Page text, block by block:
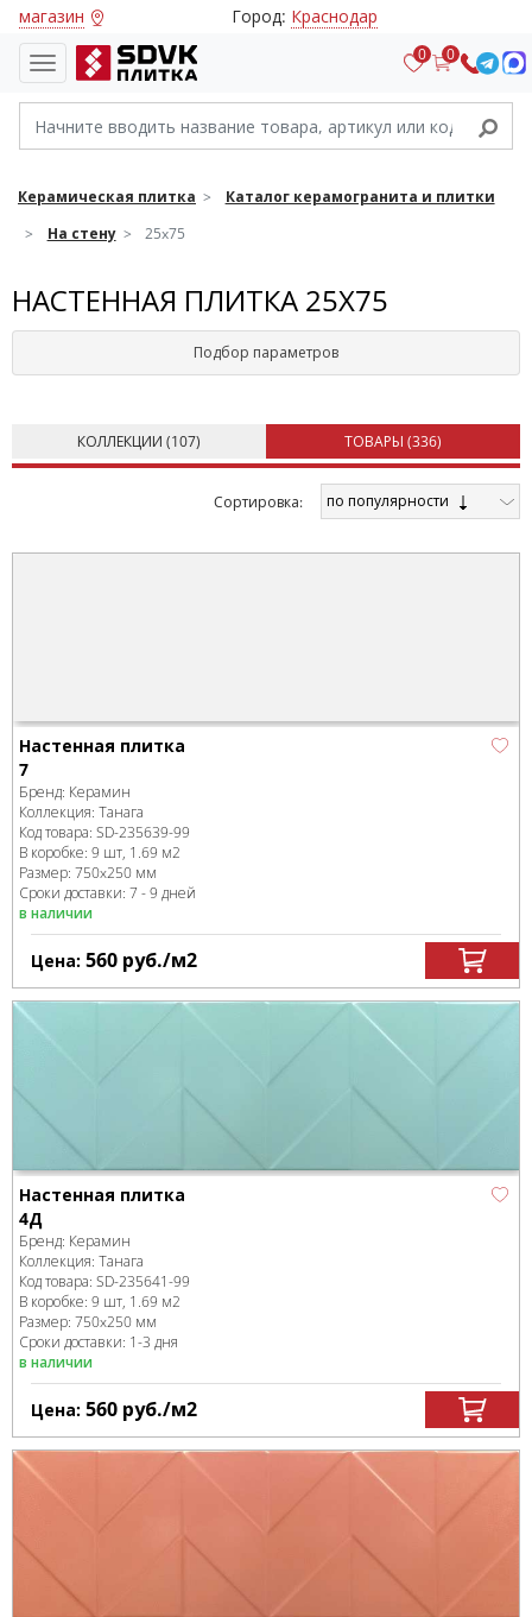
магазин Город: Краснодар
0 0
Керамическая плитка
Каталог керамогранита и плитки
На стену
25x75
НАСТЕННАЯ ПЛИТКА 25X75
Подбор параметров
КОЛЛЕКЦИИ (107) ТОВАРЫ (336)
Cортировка: по популярности
Настенная плитка
7
Бренд: Керамин
Коллекция: Танага
Код товара: SD-235639-99
В коробке: 9 шт, 1.69 м2
Размер: 750x250 мм
Сроки доставки: 7 - 9 дней
в наличии
Цена: 560 руб./м2
Настенная плитка
4Д
Бренд: Керамин
Коллекция: Танага
Код товара: SD-235641-99
В коробке: 9 шт, 1.69 м2
Размер: 750x250 мм
Сроки доставки: 1-3 дня
в наличии
Цена: 560 руб./м2